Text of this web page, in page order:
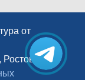
от
на-